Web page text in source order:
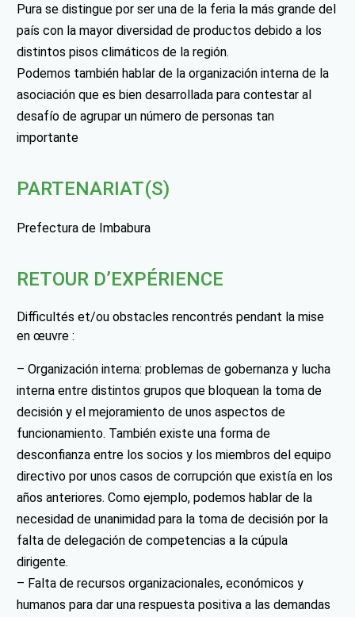
Pura se distingue por ser una de la feria la más grande del
país con la mayor diversidad de productos debido a los
distintos pisos climáticos de la región.
Podemos también hablar de la organización interna de la
asociación que es bien desarrollada para contestar al
desafío de agrupar un número de personas tan
importante
PARTENARIAT(S)
Prefectura de Imbabura
RETOUR D’EXPÉRIENCE
Difficultés et/ou obstacles rencontrés pendant la mise
en œuvre :
– Organización interna: problemas de gobernanza y lucha
interna entre distintos grupos que bloquean la toma de
decisión y el mejoramiento de unos aspectos de
funcionamiento. También existe una forma de
desconfianza entre los socios y los miembros del equipo
directivo por unos casos de corrupción que existía en los
años anteriores. Como ejemplo, podemos hablar de la
necesidad de unanimidad para la toma de decisión por la
falta de delegación de competencias a la cúpula
dirigente.
– Falta de recursos organizacionales, económicos y
humanos para dar una respuesta positiva a las demandas